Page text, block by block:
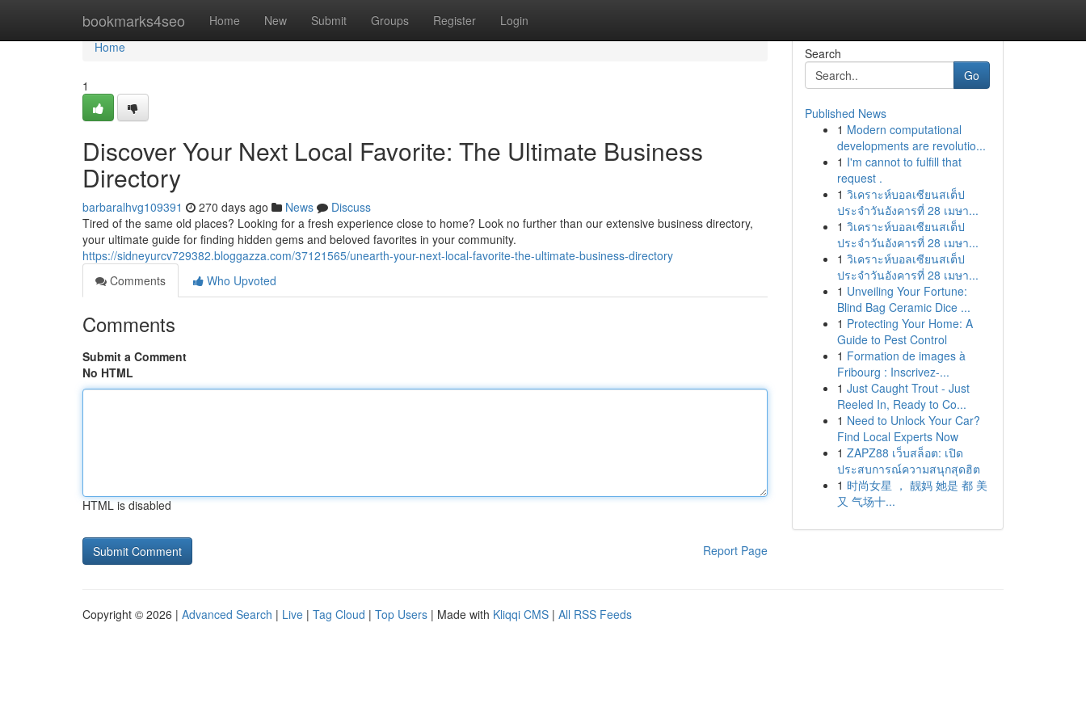
bookmarks4seo Home New Submit Groups Register Login
Home
Home
1
Discover Your Next Local Favorite: The Ultimate Business
Directory
barbaralhvg109391 270 days ago News
Discuss
Tired of the same old places? Looking for a fresh experience close to home? Look no further than our extensive business directory,
your ultimate guide for finding hidden gems and beloved favorites in your community.
https://sidneyurcv729382.bloggazza.com/37121565/unearth-your-next-local-favorite-the-ultimate-business-directory
Comments
Who Upvoted
Comments
Submit a Comment
No HTML
HTML is disabled
Report Page
Search
Go
Published News
1 Modern computational
developments are revolutio...
1 I'm cannot to fulfill that
request .
1 วิเคราะห์บอลเซียนสเต็ป
ประจำวันอังคารที่ 28 เมษา...
1 วิเคราะห์บอลเซียนสเต็ป
ประจำวันอังคารที่ 28 เมษา...
1 วิเคราะห์บอลเซียนสเต็ป
ประจำวันอังคารที่ 28 เมษา...
1 Unveiling Your Fortune:
Blind Bag Ceramic Dice ...
1 Protecting Your Home: A
Guide to Pest Control
1 Formation de images à
Fribourg : Inscrivez-...
1 Just Caught Trout - Just
Reeled In, Ready to Co...
1 Need to Unlock Your Car?
Find Local Experts Now
1 ZAPZ88 เว็บสล็อต: เปิด
ประสบการณ์ความสนุกสุดฮิต
1 时尚女星 ， 靓妈 她是 都 美
又 气场十...
Copyright © 2026 | Advanced Search | Live | Tag Cloud | Top Users | Made with Kliqqi CMS | All RSS Feeds